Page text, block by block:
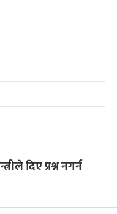
दिए प्रश्न नगर्न